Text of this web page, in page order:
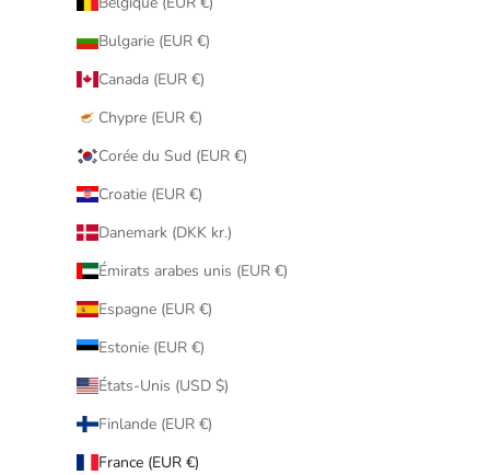
Bulgarie (EUR €)
Canada (EUR €)
Chypre (EUR €)
Corée du Sud (EUR €)
Croatie (EUR €)
Danemark (DKK kr.)
Émirats arabes unis (EUR €)
Espagne (EUR €)
Estonie (EUR €)
États-Unis (USD $)
Finlande (EUR €)
France (EUR €)